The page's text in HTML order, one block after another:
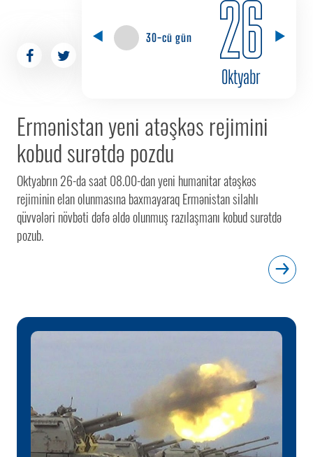
30-cü gün 26
Oktyabr
Ermənistan yeni atəşkəs rejimini
kobud surətdə pozdu
Oktyabrın 26-da saat 08.00-dan yeni humanitar atəşkəs
rejiminin elan olunmasına baxmayaraq Ermənistan silahlı
qüvvələri növbəti dəfə əldə olunmuş razılaşmanı kobud surətdə
pozub.